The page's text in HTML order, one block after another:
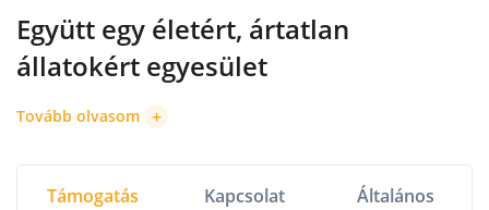
Együtt egy életért, ártatlan
állatokért egyesület
Tovább olvasom +
Támogatás Kapcsolat
Általános